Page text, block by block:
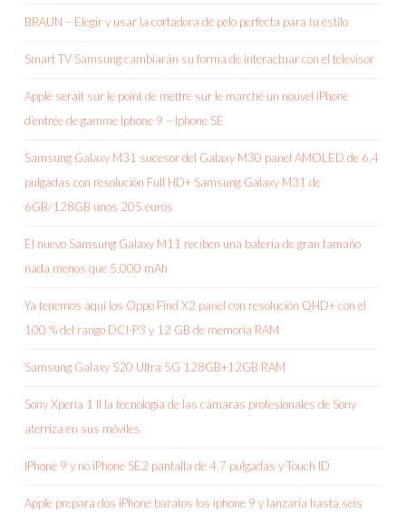
BRAUN – Elegir y usar la cortadora de pelo perfecta para tu estilo
Smart TV Samsung cambiarán su forma de interactuar con el televisor
Apple serait sur le point de mettre sur le marché un nouvel iPhone
d’entrée de gamme Iphone 9 – Iphone SE
Samsung Galaxy M31 sucesor del Galaxy M30 panel AMOLED de 6,4
pulgadas con resolución Full HD+ Samsung Galaxy M31 de
6GB/128GB unos 205 euros
El nuevo Samsung Galaxy M11 reciben una batería de gran tamaño
nada menos que 5.000 mAh
Ya tenemos aquí los Oppo Find X2 panel con resolución QHD+ con el
100 % del rango DCI-P3 y 12 GB de memoria RAM
Samsung Galaxy S20 Ultra 5G 128GB+12GB RAM
Sony Xperia 1 II la tecnología de las cámaras profesionales de Sony
aterriza en sus móviles
IPhone 9 y no iPhone SE2 pantalla de 4,7 pulgadas y Touch ID
Apple prepara dos iPhone baratos los iphone 9 y lanzaría hasta seis